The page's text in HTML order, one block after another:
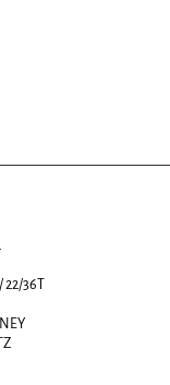
22/36T